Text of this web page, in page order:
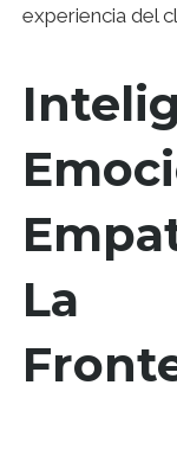
experiencia del
La